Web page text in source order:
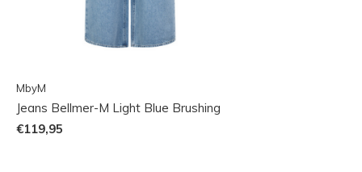
MbyM
Jeans Bellmer-M Light Blue Brushing
€119,95